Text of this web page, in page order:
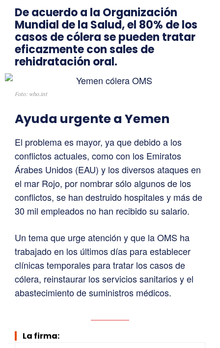
De acuerdo a la Organización
Mundial de la Salud, el 80% de los
casos de cólera se pueden tratar
eficazmente con sales de
rehidratación oral.
Foto: who.int
Ayuda urgente a Yemen
El problema es mayor, ya que debido a los
conflictos actuales, como con los Emiratos
Árabes Unidos (EAU) y los diversos ataques en
el mar Rojo, por nombrar sólo algunos de los
conflictos, se han destruido hospitales y más de
30 mil empleados no han recibido su salario.
Un tema que urge atención y que la OMS ha
trabajado en los últimos días para establecer
clínicas temporales para tratar los casos de
cólera, reinstaurar los servicios sanitarios y el
abastecimiento de suministros médicos.
La firma: